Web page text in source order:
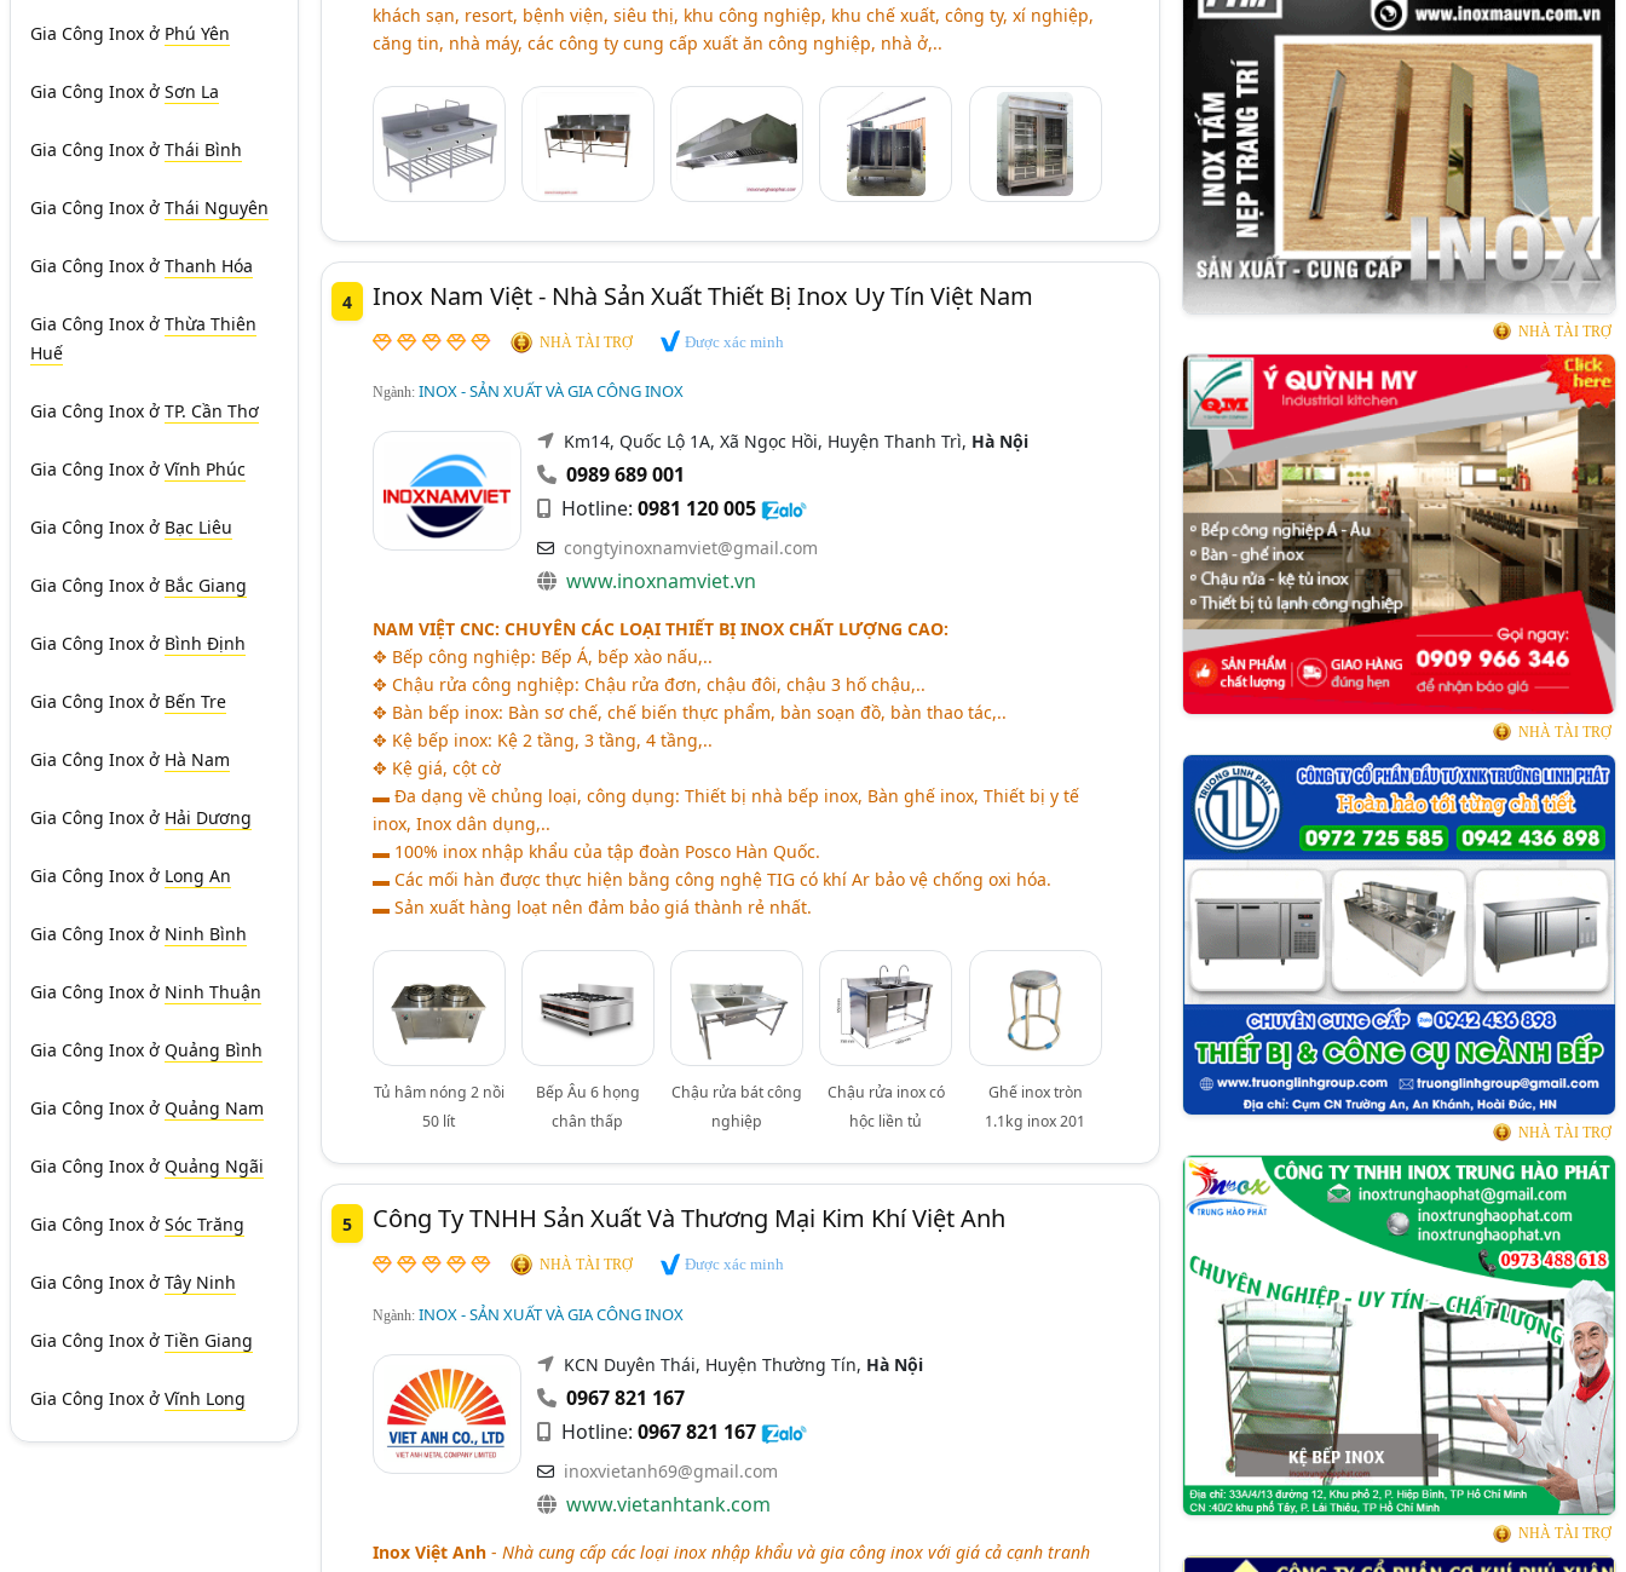
Gia Công Inox ở Phú Yên
Gia Công Inox ở Sơn La
Gia Công Inox ở Thái Bình
Gia Công Inox ở Thái Nguyên
Gia Công Inox ở Thanh Hóa
Gia Công Inox ở Thừa Thiên
Huế
Gia Công Inox ở TP. Cần Thơ
Gia Công Inox ở Vĩnh Phúc
Gia Công Inox ở Bạc Liêu
Gia Công Inox ở Bắc Giang
Gia Công Inox ở Bình Định
Gia Công Inox ở Bến Tre
Gia Công Inox ở Hà Nam
Gia Công Inox ở Hải Dương
Gia Công Inox ở Long An
Gia Công Inox ở Ninh Bình
Gia Công Inox ở Ninh Thuận
Gia Công Inox ở Quảng Bình
Gia Công Inox ở Quảng Nam
Gia Công Inox ở Quảng Ngãi
Gia Công Inox ở Sóc Trăng
Gia Công Inox ở Tây Ninh
Gia Công Inox ở Tiền Giang
Gia Công Inox ở Vĩnh Long
khách sạn, resort, bệnh viện, siêu thị, khu công nghiệp, khu chế xuất, công ty, xí nghiệp,
căng tin, nhà máy, các công ty cung cấp xuất ăn công nghiệp, nhà ở,..
4 Inox Nam Việt - Nhà Sản Xuất Thiết Bị Inox Uy Tín Việt Nam
NHÀ TÀI TRỢ Được xác minh
Ngành: INOX - SẢN XUẤT VÀ GIA CÔNG INOX
Km14, Quốc Lộ 1A, Xã Ngọc Hồi, Huyện Thanh Trì, Hà Nội
0989 689 001
Hotline: 0981 120 005
congtyinoxnamviet@gmail.com
www.inoxnamviet.vn
NAM VIỆT CNC: CHUYÊN CÁC LOẠI THIẾT BỊ INOX CHẤT LƯỢNG CAO:
✥ Bếp công nghiệp: Bếp Á, bếp xào nấu,..
✥ Chậu rửa công nghiệp: Chậu rửa đơn, chậu đôi, chậu 3 hố chậu,..
✥ Bàn bếp inox: Bàn sơ chế, chế biến thực phẩm, bàn soạn đồ, bàn thao tác,..
✥ Kệ bếp inox: Kệ 2 tầng, 3 tầng, 4 tầng,..
✥ Kệ giá, cột cờ
▬ Đa dạng về chủng loại, công dụng: Thiết bị nhà bếp inox, Bàn ghế inox, Thiết bị y tế
inox, Inox dân dụng,..
▬ 100% inox nhập khẩu của tập đoàn Posco Hàn Quốc.
▬ Các mối hàn được thực hiện bằng công nghệ TIG có khí Ar bảo vệ chống oxi hóa.
▬ Sản xuất hàng loạt nên đảm bảo giá thành rẻ nhất.
Tủ hâm nóng 2 nồi
50 lít
Bếp Âu 6 họng
chân thấp
Chậu rửa bát công
nghiệp
Chậu rửa inox có
hộc liền tủ
Ghế inox tròn
1.1kg inox 201
5 Công Ty TNHH Sản Xuất Và Thương Mại Kim Khí Việt Anh
NHÀ TÀI TRỢ Được xác minh
Ngành: INOX - SẢN XUẤT VÀ GIA CÔNG INOX
KCN Duyên Thái, Huyện Thường Tín, Hà Nội
0967 821 167
Hotline: 0967 821 167
inoxvietanh69@gmail.com
www.vietanhtank.com
Inox Việt Anh- Nhà cung cấp các loại inox nhập khẩu và gia công inox với giá cả cạnh tranh
NHÀ TÀI TRỢ
NHÀ TÀI TRỢ
NHÀ TÀI TRỢ
NHÀ TÀI TRỢ